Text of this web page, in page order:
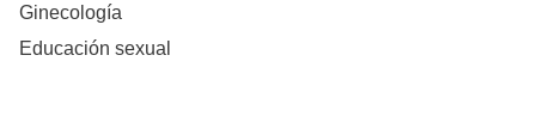
Ginecología
Educación sexual